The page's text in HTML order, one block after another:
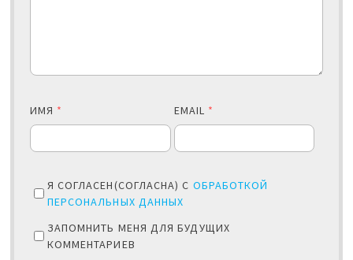
ИМЯ * EMAIL *
Я СОГЛАСЕН(СОГЛАСНА) С ОБРАБОТКОЙ
ПЕРСОНАЛЬНЫХ ДАННЫХ
ЗАПОМНИТЬ МЕНЯ ДЛЯ БУДУЩИХ
КОММЕНТАРИЕВ